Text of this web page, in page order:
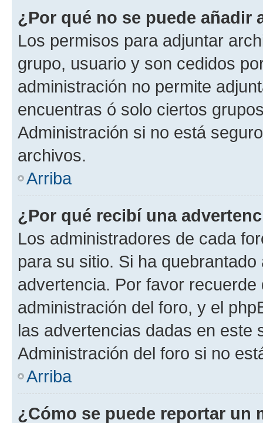
¿Por qué no se puede añadir
Los permisos para adjuntar
grupo, usuario y son cedidos
administración no permite
encuentras ó solo ciertos
Administración si no está
archivos.
Arriba
¿Por qué recibí una
Los administradores de cada
para su sitio. Si ha
advertencia. Por favor
administración del foro, y el
las advertencias dadas en este
Administración del foro si no
Arriba
¿Cómo se puede reportar un